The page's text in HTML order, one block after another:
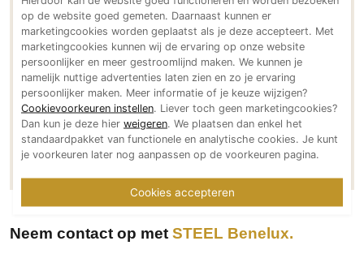
PVC vloeren
Gietvloeren
Houten vloeren
Natuursteen en keramiek vloeren
Vloerkleden
Afwerking
Wandafwerking
Natuursteen en keramiek
steel-cucine.com
Social media
Meer over STEEL Benelux
Meer projecten van STEEL Benelux
Neem contact op met STEEL Benelux
op de website goed gemeten. Daarnaast kunnen er
marketingcookies worden geplaatst als je deze accepteert. Met
marketingcookies kunnen wij de ervaring op onze website
persoonlijker en meer gestroomlijnd maken. We kunnen je
namelijk nuttige advertenties laten zien en zo je ervaring
persoonlijker maken. Meer informatie of je keuze wijzigen?
Cookievoorkeuren instellen. Liever toch geen marketingcookies?
Dan kun je deze hier weigeren. We plaatsen dan enkel het
standaardpakket van functionele en analytische cookies. Je kunt
je voorkeuren later nog aanpassen op de voorkeuren pagina.
Cookies accepteren